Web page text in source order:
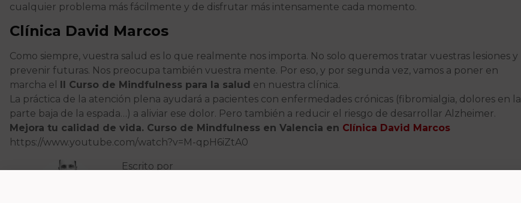
cualquier problema más fácilmente y de disfrutar más intensamente cada momento.
Clínica David Marcos
Como siempre, vuestra salud es lo que realmente nos importa. No solo queremos tratar vuestras lesiones y
prevenir futuras. Nos preocupa también vuestra mente. Por eso, y por segunda vez, vamos a poner en
marcha el II Curso de Mindfulness para la salud en nuestra clínica.
La práctica de la atención plena ayudará a pacientes con enfermedades crónicas (fibromialgia, dolores en la
parte baja de la espada…) a aliviar ese dolor. Pero también a reducir el riesgo de desarrollar Alzheimer.
Mejora tu calidad de vida. Curso de Mindfulness en Valencia en Clínica David Marcos
https://www.youtube.com/watch?v=M-qpH6iZtA0
Escrito por